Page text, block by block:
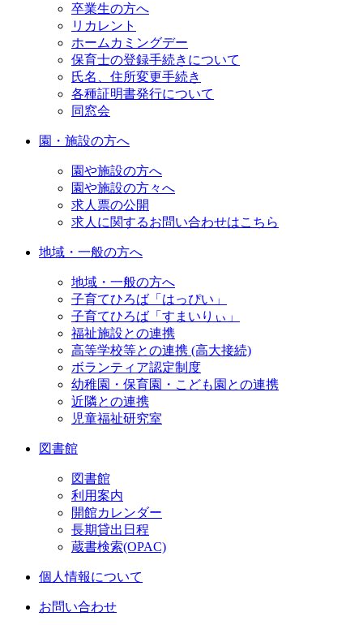
卒業生の方へ
リカレント
ホームカミングデー
保育士の登録手続きについて
氏名、住所変更手続き
各種証明書発行について
同窓会
園・施設の方へ
園や施設の方へ
園や施設の方々へ
求人票の公開
求人に関するお問い合わせはこちら
地域・一般の方へ
地域・一般の方へ
子育てひろば「はっぴい」
子育てひろば「すまいりぃ」
福祉施設との連携
高等学校等との連携 (高大接続)
ボランティア認定制度
幼稚園・保育園・こども園との連携
近隣との連携
児童福祉研究室
図書館
図書館
利用案内
開館カレンダー
長期貸出日程
蔵書検索(OPAC)
個人情報について
お問い合わせ